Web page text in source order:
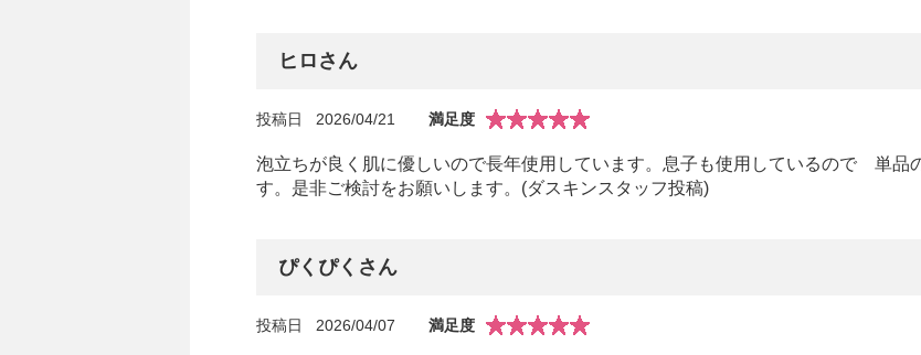
ヒロさん
投稿日 2026/04/21 満足度
泡立ちが良く肌に優しいので長年使用しています。息子も使用しているので 単品
す。是非ご検討をお願いします。(ダスキンスタッフ投稿)
ぴくぴくさん
投稿日 2026/04/07 満足度